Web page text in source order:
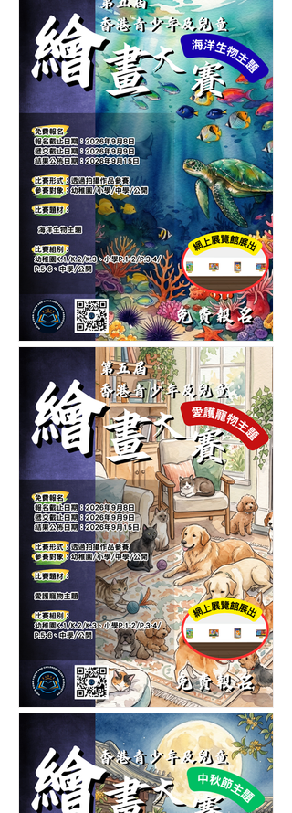
第六屆香港青少年及兒童卡
通人物繪畫大賽-繪畫比賽
第五屆香港青少年及兒童海
洋生物繪畫大賽-繪畫比賽
第五屆香港青少年及兒童愛
護寵物繪畫大賽-繪畫比賽